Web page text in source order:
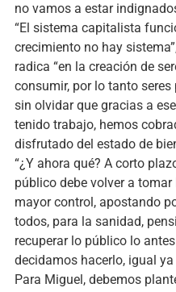
no vamos a estar
“El sistema capitalista
crecimiento no hay
radica “en la creación de
consumir, por lo tanto
sin olvidar que gracias a
tenido trabajo, hemos
disfrutado del estado de
“¿Y ahora qué? A corto
público debe volver a
mayor control, apostando
todos, para la sanidad,
recuperar lo público lo
decidamos hacerlo, igual ya
Para Miguel, debemos